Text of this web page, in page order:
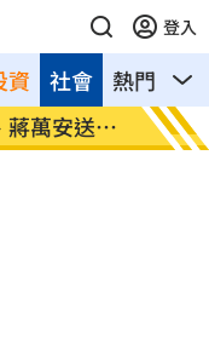
登入
資 熱門 影
社會
！藍反問1
69歲
月